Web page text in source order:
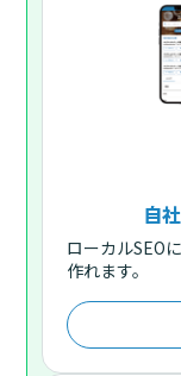
自
ローカルSEO
作れます。